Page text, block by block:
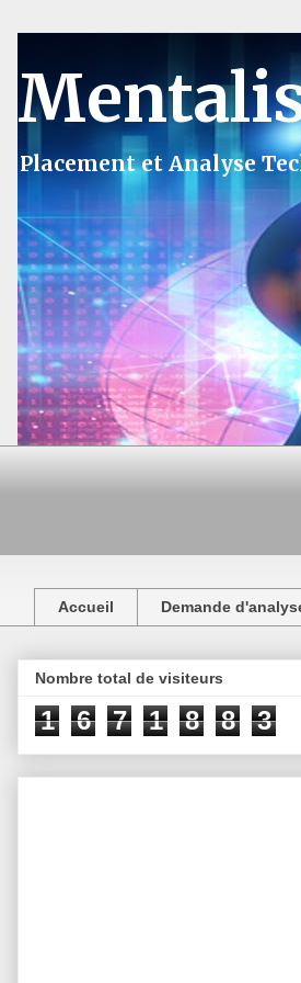
Placement et Analyse
Accueil Demande
Nombre total de visiteurs
1 6 7 1 8 8 3